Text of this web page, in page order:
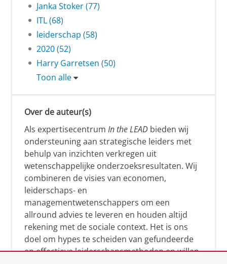
Janka Stoker (77)
ITL (68)
leiderschap (58)
2020 (52)
Harry Garretsen (50)
Toon alle
Over de auteur(s)
Als expertisecentrum In the LEAD bieden wij
ondersteuning aan strategische leiders met
behulp van inzichten verkregen uit
wetenschappelijke onderzoeksresultaten. Wij
combineren de visies van economen,
leiderschaps- en
managementwetenschappers om een
allround advies te leveren en houden altijd
rekening met de sociale context. Het is ons
doel om hypes te scheiden van gefundeerde
en effectieve leiderschapsmethoden en willen